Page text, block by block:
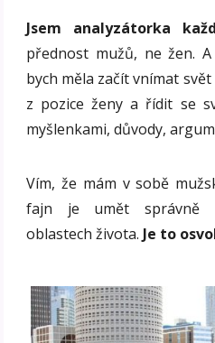
Jsem analyzátorka
přednost mužů, ne žen.
bych měla začít vnímat
z pozice ženy a řídit se
myšlenkami, důvody,
Vím, že mám v sobě
fajn je umět správně
oblastech života. Je to